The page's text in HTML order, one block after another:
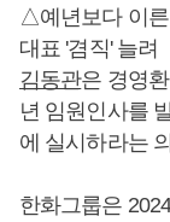
△예년보다 이른
대표 '겸직' 늘려
김동관은 경영
년 임원인사를
에 실시하라는
한화그룹은